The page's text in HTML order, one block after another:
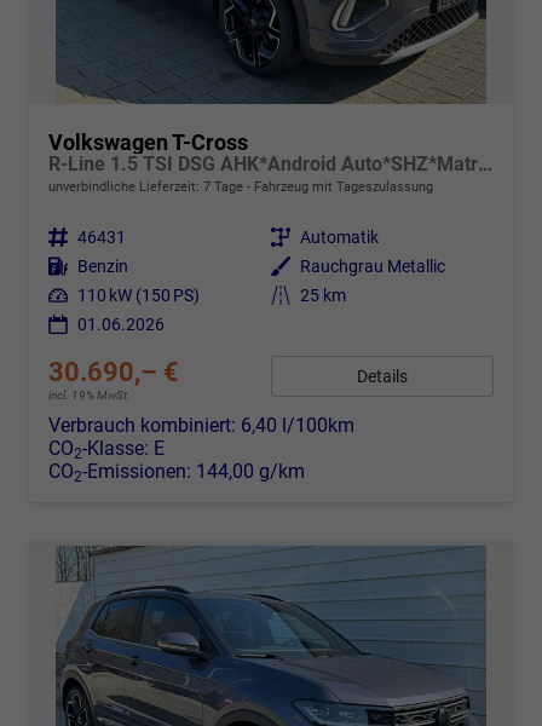
Volkswagen T-Cross
R-Line 1.5 TSI DSG AHK*Android Auto*SHZ*Matrix-LED*Kamera*Keyless*18"
unverbindliche Lieferzeit: 7 Tage Fahrzeug mit Tageszulassung
Fahrzeugnr. 46431 Getriebe Automatik
Kraftstoff Benzin Außenfarbe
Rauchgrau Metallic
Leistung 110 kW (150 PS) Kilometerstand 25 km
01.06.2026
30.690,– €
incl. 19% MwSt.
Details
Verbrauch kombiniert: 6,40 l/100km
CO2-Klasse: E
CO2-Emissionen: 144,00 g/km